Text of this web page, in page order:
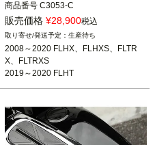
商品番号 C3053-C
3OT：2202-0302
販売価格 ¥28,900税込
生産待ち
2008～2020 FLHX、FLHXS、FLTR
X、FLTRXS
2019～2020 FLHT